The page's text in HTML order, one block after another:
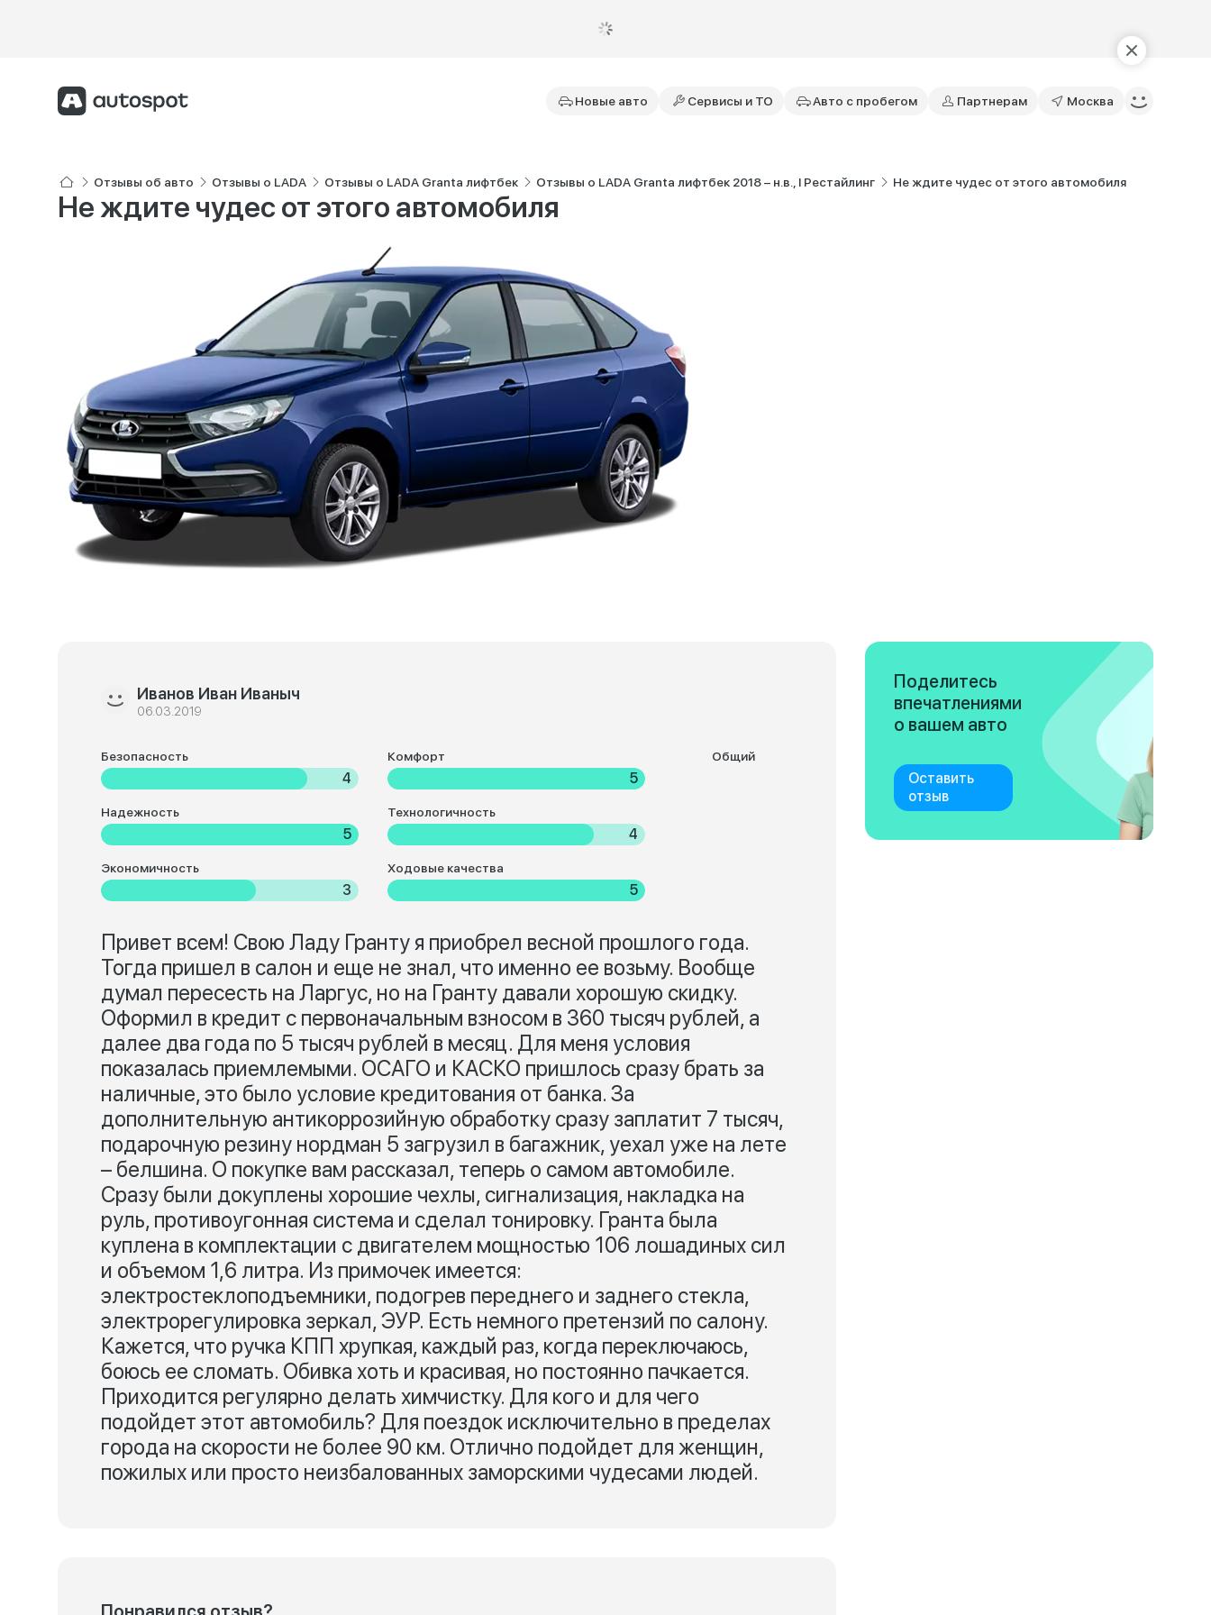
Новые авто Сервисы и ТО Авто с пробегом Партнерам Москва
Отзывы об авто Отзывы о LADA Отзывы о LADA Granta лифтбек Отзывы о LADA Granta лифтбек 2018 – н.в., I Рестайлинг Не ждите чудес от этого автомобиля
Не ждите чудес от этого автомобиля
Иванов Иван Иваныч
06.03.2019
Безопасность
4
Комфорт
5
Надежность
5
Технологичность
4
Экономичность
3
Ходовые качества
5
Общий
Привет всем! Свою Ладу Гранту я приобрел весной прошлого года.
Тогда пришел в салон и еще не знал, что именно ее возьму. Вообще
думал пересесть на Ларгус, но на Гранту давали хорошую скидку.
Оформил в кредит с первоначальным взносом в 360 тысяч рублей, а
далее два года по 5 тысяч рублей в месяц. Для меня условия
показалась приемлемыми. ОСАГО и КАСКО пришлось сразу брать за
наличные, это было условие кредитования от банка. За
дополнительную антикоррозийную обработку сразу заплатит 7 тысяч,
подарочную резину нордман 5 загрузил в багажник, уехал уже на лете
– белшина. О покупке вам рассказал, теперь о самом автомобиле.
Сразу были докуплены хорошие чехлы, сигнализация, накладка на
руль, противоугонная система и сделал тонировку. Гранта была
куплена в комплектации с двигателем мощностью 106 лошадиных сил
и объемом 1,6 литра. Из примочек имеется:
электростеклоподъемники, подогрев переднего и заднего стекла,
электрорегулировка зеркал, ЭУР. Есть немного претензий по салону.
Кажется, что ручка КПП хрупкая, каждый раз, когда переключаюсь,
боюсь ее сломать. Обивка хоть и красивая, но постоянно пачкается.
Приходится регулярно делать химчистку. Для кого и для чего
подойдет этот автомобиль? Для поездок исключительно в пределах
города на скорости не более 90 км. Отлично подойдет для женщин,
пожилых или просто неизбалованных заморскими чудесами людей.
Поделитесь
впечатлениями
о вашем авто
Оставить
отзыв